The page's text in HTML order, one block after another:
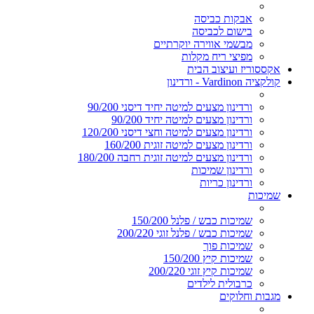
אבקות כביסה
בישום לכביסה
מבשמי אווירה יוקרתיים
מפיצי ריח מקלות
אקססוריז ועיצוב הבית
קולקציה Vardinon - ורדינון
ורדינון מצעים למיטה יחיד דיסני 90/200
ורדינון מצעים למיטה יחיד 90/200
ורדינון מצעים למיטה וחצי דיסני 120/200
ורדינון מצעים למיטה זוגית 160/200
ורדינון מצעים למיטה זוגית רחבה 180/200
ורדינון שמיכות
ורדינון כריות
שמיכות
שמיכות כבש / פלנל 150/200
שמיכות כבש / פלנל זוגי 200/220
שמיכות פוך
שמיכות קיץ 150/200
שמיכות קיץ זוגי 200/220
כרבולית לילדים
מגבות וחלוקים